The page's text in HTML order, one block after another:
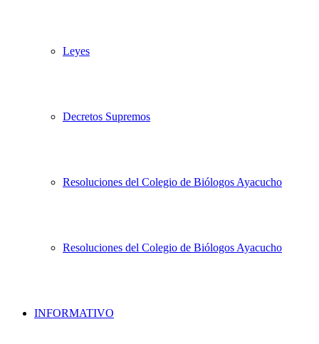
Leyes
Decretos Supremos
Resoluciones del Colegio de Biólogos Ayacucho
Resoluciones del Colegio de Biólogos Ayacucho
INFORMATIVO